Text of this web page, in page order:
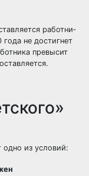
ра­бот­ни­
не до­стиг­нет
пре­вы­сит
одно из условий: